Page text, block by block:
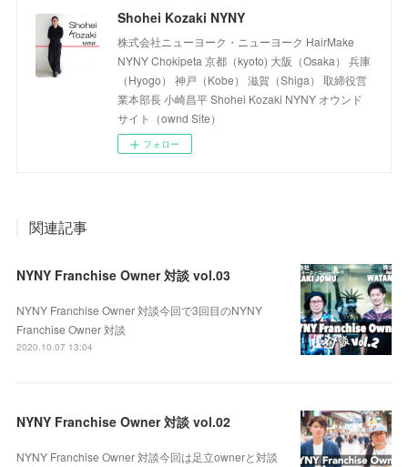
Shohei Kozaki NYNY
株式会社ニューヨーク・ニューヨーク HairMake
NYNY Chokipeta 京都（kyoto) 大阪（Osaka） 兵庫
（Hyogo） 神戸（Kobe） 滋賀（Shiga） 取締役営
業本部長 小崎昌平 Shohei Kozaki NYNY オウンド
サイト（ownd Site）
フォロー
関連記事
NYNY Franchise Owner 対談 vol.03
NYNY Franchise Owner 対談今回で3回目のNYNY
Franchise Owner 対談
2020.10.07 13:04
NYNY Franchise Owner 対談 vol.02
NYNY Franchise Owner 対談今回は足立ownerと対談